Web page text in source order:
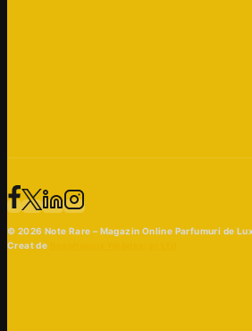
© 2026 Note Rare – Magazin Online Parfumuri de
Creat de